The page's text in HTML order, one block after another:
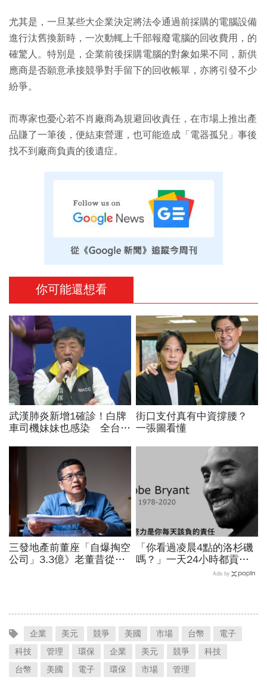
尤其是，一旦某些大企業決定將法令通過前採購的電腦設備
進行汰舊換新時，一次動輒上千部報廢電腦的回收費用，的
確驚人。特別是，企業前後採購電腦的對象如果不同，新供
應商是否願意承接競爭對手留下的回收帳單，亦將引發不少
紛爭。
而專家也憂心若不肖廠商為規避回收責任，在市場上推出產
品賺了一筆後，便結束營運，也可能造成「電器孤兒」事後
找不到廠商負責的後遺症。
你可能還想看
武漢肺炎新增1確診！白牌
車司機妹妹也感染 全台累
街口支付真有中資撐腰？
一張圖看懂
三發地產前董座「自爆掏空
公司」3.3億》老董昔從精
「你看過凌晨4點的洛杉磯
嗎？」一天24小時都貢獻
給籃球，NBA傳奇Kobe
Ads by
企業 美元 競爭 美國 市場 台幣
電子
科技
管理 環保 企業 美元 競爭
科技
台幣
美國 電子 環保 市場 管理